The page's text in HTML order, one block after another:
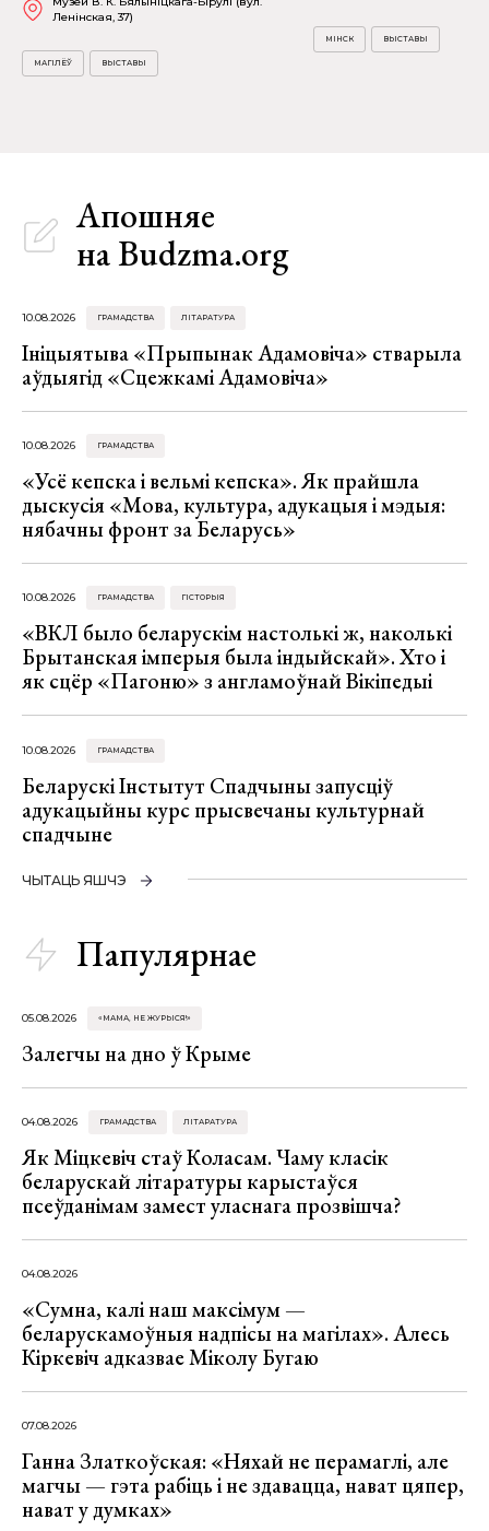
Ленінская, 37)
МАГІЛЁЎ ВЫСТАВЫ
МІНСК ВЫСТАВЫ
Апошняе
на Budzma.org
10.08.2026 ГРАМАДСТВА ЛІТАРАТУРА
Ініцыятыва «Прыпынак Адамовіча» стварыла
аўдыягід «Сцежкамі Адамовіча»
10.08.2026 ГРАМАДСТВА
«Усё кепска і вельмі кепска». Як прайшла
дыскусія «Мова, культура, адукацыя і мэдыя:
нябачны фронт за Беларусь»
10.08.2026 ГРАМАДСТВА ГІСТОРЫЯ
«ВКЛ было беларускім настолькі ж, наколькі
Брытанская імперыя была індыйскай». Хто і
як сцёр «Пагоню» з англамоўнай Вікіпедыі
10.08.2026 ГРАМАДСТВА
Беларускі Інстытут Спадчыны запусціў
адукацыйны курс прысвечаны культурнай
спадчыне
ЧЫТАЦЬ ЯШЧЭ
Папулярнае
05.08.2026 «МАМА, НЕ ЖУРЫСЯ!»
Залегчы на дно ў Крыме
04.08.2026 ГРАМАДСТВА ЛІТАРАТУРА
Як Міцкевіч стаў Коласам. Чаму класік
беларускай літаратуры карыстаўся
псеўданімам замест уласнага прозвішча?
04.08.2026
«Сумна, калі наш максімум —
беларускамоўныя надпісы на магілах». Алесь
Кіркевіч адказвае Міколу Бугаю
07.08.2026
Ганна Златкоўская: «Няхай не перамаглі, але
магчы — гэта рабіць і не здавацца, нават цяпер,
нават у думках»